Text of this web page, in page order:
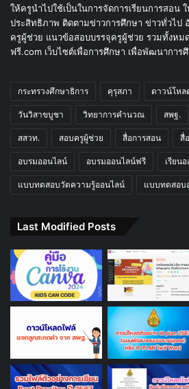
ให้ครูนำไปใช้เป็นในการจัดการเรียนการสอน
ประสิทธิภาพ ติดตามข่าวการศึกษา ข่าวทั่วไป
ครูผู้ช่วย แนวข้อสอบบรรจุครูผู้ช่วย รวมทั้งห
ฟรี.com เว็บไซต์เพื่อการศึกษา เพื่อพัฒนาการ
กระทรวงศึกษาธิการ คุรุสภา ดาวน์โหล
วันวิสาขบูชา วิทยาการคำนวณ สพฐ.
สสวท. สอบครูผู้ช่วย สื่อการสอน สื่
อบรมออนไลน์ อบรมออนไลน์ฟรี เรียน
แบบทดสอบวัดความรู้ออนไลน์ แบบทดสอบ
Last Modified Posts